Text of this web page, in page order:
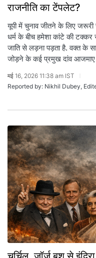
राजनीति का टेंपलेट?
यूपी में चुनाव जीतने के लिए
धर्म के बीच हमेशा कांटे की टक्कर
जाति से लड़ना पड़ता है. वक्त के
जोड़ने के कई प्रमुख दांव आजमाए
मई 16, 2026 11:38 am IST
Reported by: Nikhil Dubey,